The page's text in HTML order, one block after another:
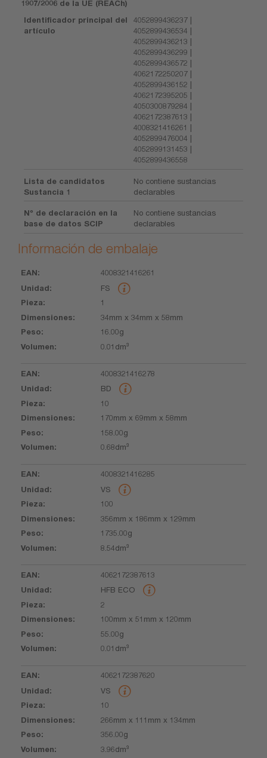
1907/2006 de la UE (REACh)
Identificador principal del
artículo
4052899436237 |
4052899436534 |
4052899436213 |
4052899436299 |
4052899436572 |
4062172250207 |
4052899436152 |
4062172395205 |
4050300879284 |
4062172387613 |
4008321416261 |
4052899476004 |
4052899131453 |
4052899436558
Lista de candidatos
Sustancia 1
No contiene sustancias
declarables
Nº de declaración en la
base de datos SCIP
No contiene sustancias
declarables
Información de embalaje
EAN Pieza Dimensiones
4008321416261
FS
1
34mm x 34mm x 58mm
16.00g
0.01dm³
4008321416278
BD
10
170mm x 69mm x 58mm
158.00g
0.68dm³
4008321416285
VS
100
356mm x 186mm x 129mm
1735.00g
8.54dm³
4062172387613
HFB ECO
2
100mm x 51mm x 120mm
55.00g
0.01dm³
4062172387620
VS
10
266mm x 111mm x 134mm
356.00g
3.96dm³